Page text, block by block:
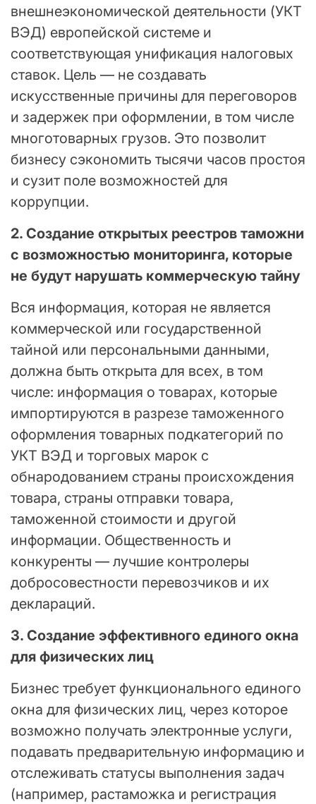
внешнеэкономической деятельности (УКТ
ВЭД) европейской системе и
соответствующая унификация налоговых
ставок. Цель — не создавать
искусственные причины для переговоров
и задержек при оформлении, в том числе
многотоварных грузов. Это позволит
бизнесу сэкономить тысячи часов простоя
и сузит поле возможностей для
коррупции.
2. Создание открытых реестров таможни
с возможностью мониторинга, которые
не будут нарушать коммерческую тайну
Вся информация, которая не является
коммерческой или государственной
тайной или персональными данными,
должна быть открыта для всех, в том
числе: информация о товарах, которые
импортируются в разрезе таможенного
оформления товарных подкатегорий по
УКТ ВЭД и торговых марок с
обнародованием страны происхождения
товара, страны отправки товара,
таможенной стоимости и другой
информации. Общественность и
конкуренты — лучшие контролеры
добросовестности перевозчиков и их
деклараций.
3. Создание эффективного единого окна
для физических лиц
Бизнес требует функционального единого
окна для физических лиц, через которое
возможно получать электронные услуги,
подавать предварительную информацию и
отслеживать статусы выполнения задач
(например, растаможка и регистрация